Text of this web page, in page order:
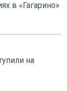
в «Гагарино»
на